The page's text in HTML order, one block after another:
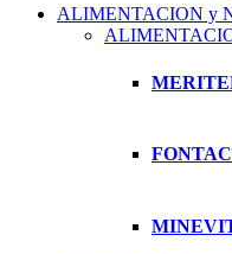
ALIMENTACION y